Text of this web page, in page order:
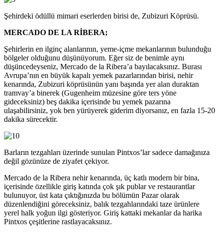
Şehirdeki ödüllü mimari eserlerden birisi de, Zubizuri Köprüsü.
MERCADO DE LA RİBERA;
Şehirlerin en ilginç alanlarının, yeme-içme mekanlarının bulunduğu
bölgeler olduğunu düşünüyorum. Eğer siz de benimle aynı
düşüncedeyseniz, Mercado de la Ribera’a bayılacaksınız. Burası
Avrupa’nın en büyük kapalı yemek pazarlarından birisi, nehir
kenarında, Zubizuri köprüsünün yanı başında yer alan duraktan
tramvay’a binerek (Gugenheim müzesine göre ters yöne
gideceksiniz) beş dakika içerisinde bu yemek pazarına
ulaşabilirsiniz, yok ben yürüyerek giderim diyorsanız, en fazla 15-20
dakika sürecektir.
Barların tezgahları üzerinde sunulan Pintxos’lar sadece damağınıza
değil gözünüze de ziyafet çekiyor.
Mercado de la Ribera nehir kenarında, üç katlı modern bir bina,
içerisinde özellikle giriş katında çok şık publar ve restaurantlar
bulunuyor, üst kata çıktığınızda bu bölümün Pazar olarak
düzenlendiğini göreceksiniz, balık tezgahlarındaki taze ürünlere
yerel halk yoğun ilgi gösteriyor. Giriş kattaki mekanlar da harika
Pintxos çeşitlerine rastlayacaksınız.